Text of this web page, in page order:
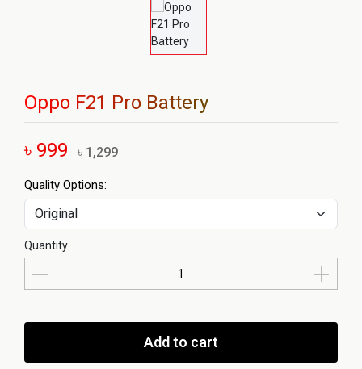
Oppo F21 Pro Battery
৳ 999 ৳ 1,299
Quality Options:
Quantity
Add to cart